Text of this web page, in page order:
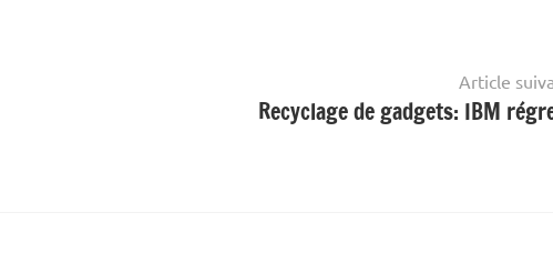
Article
Recyclage de gadgets: IBM